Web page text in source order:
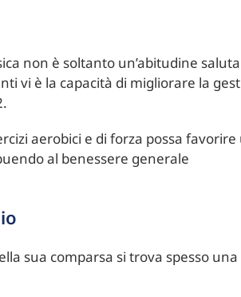
non è soltanto un’abitudine
vi è la capacità di migliorare la
aerobici e di forza possa favorire
al benessere generale
sua comparsa si trova spesso una